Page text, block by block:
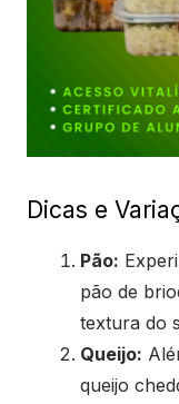
Dicas e
Pão:
pão de
textura do
Queijo:
queijo